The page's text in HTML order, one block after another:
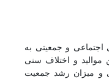
اجتماعی و جمعیتی به
موالید و اختلاف سنی
و میزان رشد جمعیت